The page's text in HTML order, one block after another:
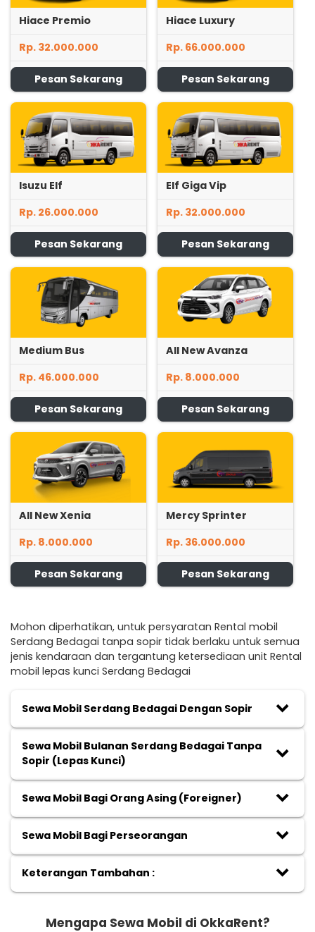
Hiace Premio
Rp. 32.000.000
Pesan Sekarang
Hiace Luxury
Rp. 66.000.000
Pesan Sekarang
Isuzu Elf
Rp. 26.000.000
Pesan Sekarang
Elf Giga Vip
Rp. 32.000.000
Pesan Sekarang
Medium Bus
Rp. 46.000.000
Pesan Sekarang
All New Avanza
Rp. 8.000.000
Pesan Sekarang
All New Xenia
Rp. 8.000.000
Pesan Sekarang
Mercy Sprinter
Rp. 36.000.000
Pesan Sekarang
Mohon diperhatikan, untuk persyaratan Rental mobil
Serdang Bedagai tanpa sopir tidak berlaku untuk semua
jenis kendaraan dan tergantung ketersediaan unit Rental
mobil lepas kunci Serdang Bedagai
Sewa Mobil Serdang Bedagai Dengan Sopir keyboard_arrow_down
Sewa Mobil Bulanan Serdang Bedagai Tanpa
Sopir (Lepas Kunci)
keyboard_arrow_down
Sewa Mobil Bagi Orang Asing (Foreigner) keyboard_arrow_down
Sewa Mobil Bagi Perseorangan keyboard_arrow_down
Keterangan Tambahan : keyboard_arrow_down
Mengapa Sewa Mobil di OkkaRent?